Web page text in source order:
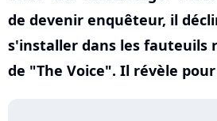
de devenir enquêteur, il
s'installer dans les fauteuils
de "The Voice". Il révèle